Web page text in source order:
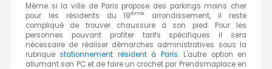
Même si la ville de Paris propose des parkings moins cher
pour les résidents du 19ème
arrondissement, il reste
compliqué de trouver chaussure à son pied. Pour les
personnes pouvant profiter tarifs spécifiques il sera
nécessaire de réaliser démarches administratives sous la
rubriquestationnement résident à Paris. L'autre option en
allumant son PC et de faire un crochet par Prendsmaplace en